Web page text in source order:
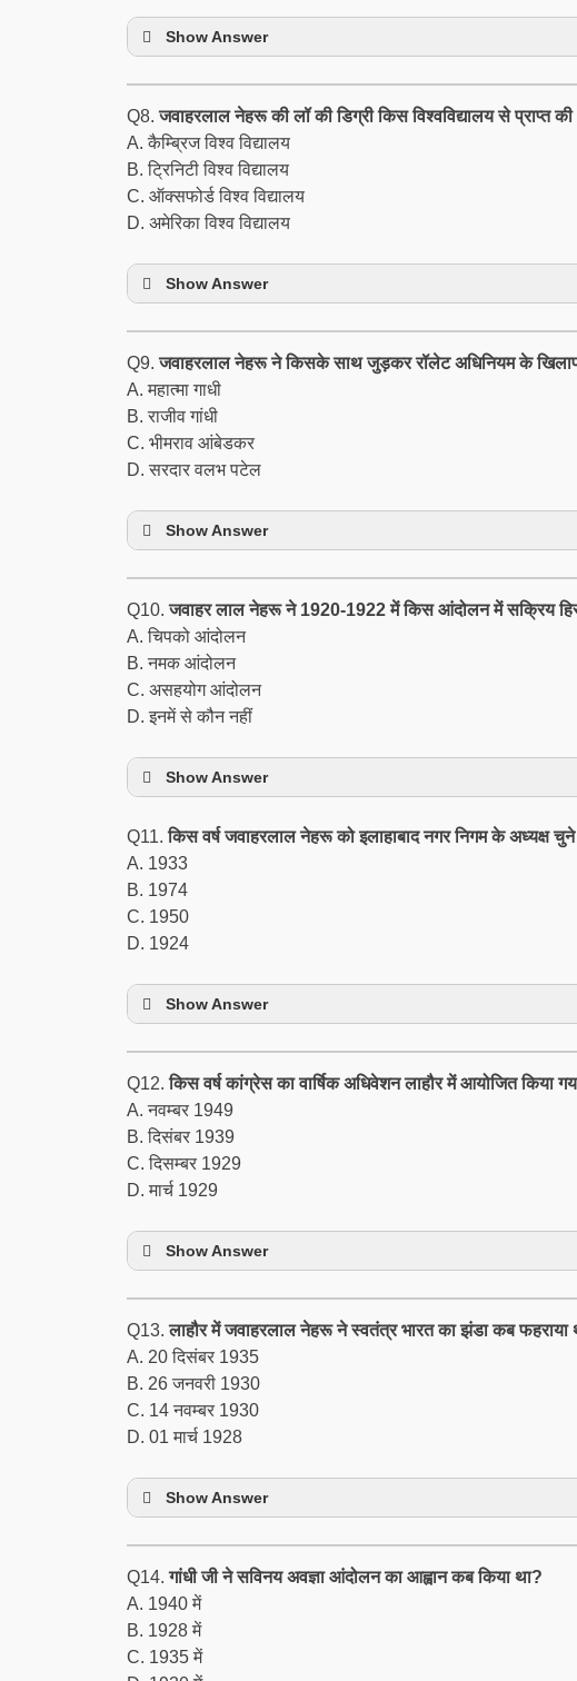
Show Answer
Q8.जवाहरलाल नेहरू की लॉ की डिग्री किस विश्वविद्यालय से प्राप्त
A. कैम्ब्रिज विश्व विद्यालय
B. ट्रिनिटी विश्व विद्यालय
C. ऑक्सफोर्ड विश्व विद्यालय
D. अमेरिका विश्व विद्यालय
Show Answer
Q9.जवाहरलाल नेहरू ने किसके साथ जुड़कर रॉलेट अधिनियम के
A. महात्मा गाधी
B. राजीव गांधी
C. भीमराव आंबेडकर
D. सरदार वलभ पटेल
Show Answer
Q10.जवाहर लाल नेहरू ने 1920-1922 में किस आंदोलन में सक्रिय
A. चिपको आंदोलन
B. नमक आंदोलन
C. असहयोग आंदोलन
D. इनमें से कौन नहीं
Show Answer
Q11.किस वर्ष जवाहरलाल नेहरू को इलाहाबाद नगर निगम के अध्यक्ष
A. 1933
B. 1974
C. 1950
D. 1924
Show Answer
Q12.किस वर्ष कांग्रेस का वार्षिक अधिवेशन लाहौर में आयोजित किया
A. नवम्बर 1949
B. दिसंबर 1939
C. दिसम्बर 1929
D. मार्च 1929
Show Answer
Q13.लाहौर में जवाहरलाल नेहरू ने स्वतंत्र भारत का झंडा कब फहराया
A. 20 दिसंबर 1935
B. 26 जनवरी 1930
C. 14 नवम्बर 1930
D. 01 मार्च 1928
Show Answer
Q14.गांधी जी ने सविनय अवज्ञा आंदोलन का आह्वान कब किया था?
A. 1940 में
B. 1928 में
C. 1935 में